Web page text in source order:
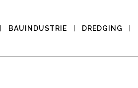
BAUINDUSTRIE DREDGING